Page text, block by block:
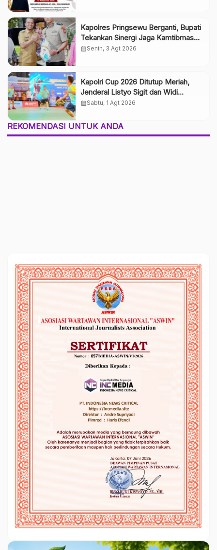
Kapolres Pringsewu Berganti, Bupati
Tekankan Sinergi Jaga Kamtibmas
dan Pelayanan Publik
calendar_monthSenin, 3 Agt 2026
Kapolri Cup 2026 Ditutup Meriah,
Jenderal Listyo Sigit dan Widi
Chandra Kasih Taklukkan Bahlil-
calendar_monthSabtu, 1 Agt 2026
REKOMENDASI UNTUK ANDA